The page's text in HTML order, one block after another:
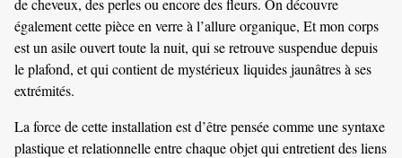
également cette pièce en verre à l’allure organique, Et mon corps
est un asile ouvert toute la nuit, qui se retrouve suspendue depuis
le plafond, et qui contient de mystérieux liquides jaunâtres à ses
extrémités.
La force de cette installation est d’être pensée comme une syntaxe
plastique et relationnelle entre chaque objet qui entretient des liens